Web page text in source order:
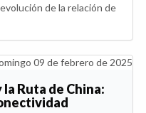
de la relación de
09 de febrero de 2025
Ruta de China: